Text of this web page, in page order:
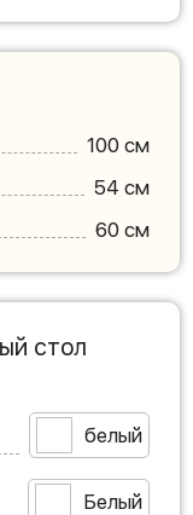
100 см
54 см
60 см
стол
белый
Белый